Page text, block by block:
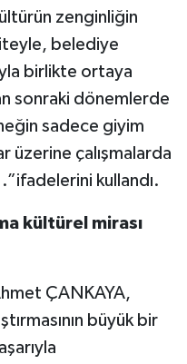
zenginliğin
belediye
birlikte ortaya
sonraki dönemlerde
sadece giyim
üzerine çalışmalarda
kullandı.
kültürel mirası
ÇANKAYA,
büyük bir